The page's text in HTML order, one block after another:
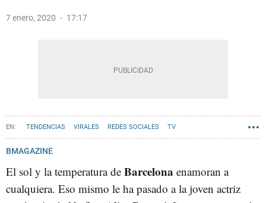
7 enero, 2020 17:17
TENDENCIAS VIRALES REDES SOCIALES TV
BMAGAZINE
El sol y la temperatura de Barcelona enamoran a
cualquiera. Eso mismo le ha pasado a la joven actriz